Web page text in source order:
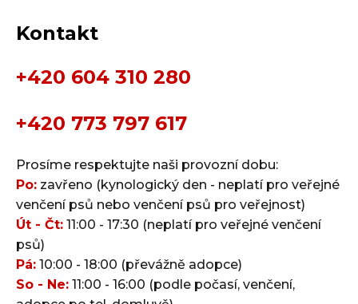
Kontakt
+420 604 310 280
+420 773 797 617
Prosíme respektujte naši provozní dobu:
Po: zavřeno (kynologický den - neplatí pro veřejné
venčení psů nebo venčení psů pro veřejnost)
Út - Čt: 11:00 - 17:30 (neplatí pro veřejné venčení
psů)
Pá: 10:00 - 18:00 (převážně adopce)
So - Ne: 11:00 - 16:00 (podle počasí, venčení,